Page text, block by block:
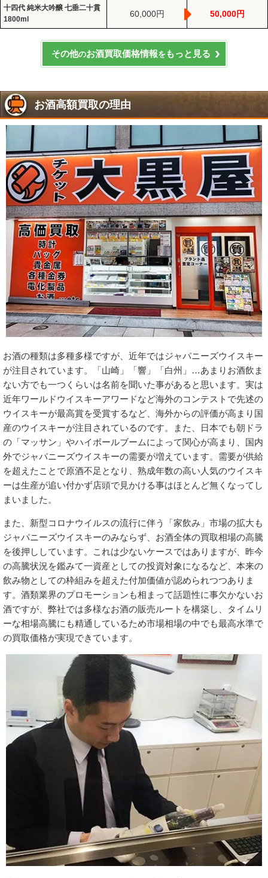
十四代 純米大吟醸 七垂二十貫
1800ml
60,000円 50,000円
その他のお酒買取価格情報を もっと見る
お酒高額買取の理由
お酒の種類は多種多様ですが、近年ではジャパニーズウイスキー
が注目されています。「山崎」「響」「白州」…あまりお酒飲ま
ない方でも一つくらいは名前を聞いた事があると思います。実は
近年ワールドウイスキーアワードなど海外のコンテストで先述の
ウイスキーが最高賞を受賞するなど、海外からの評価が高まり国
産のウイスキーが注目されているのです。また、日本でも朝ドラ
の「マッサン」やハイボールブームによって関心が高まり、国内
外でジャパニーズウイスキーの需要が増えています。需要が供給
を超えたことで原酒不足となり、熟成年数の高い人気のウイスキ
ーは生産が追い付かず店頭で見かける事はほとんど無くなってし
まいました。
また、新型コロナウイルスの流行に伴う「家飲み」市場の拡大も
ジャパニーズウイスキーのみならず、お酒全体の買取相場の高騰
を後押ししています。これは少ないケースではありますが、昨今
の高騰状況を鑑みて一資産としての投資対象になるなど、本来の
飲み物としての枠組みを超えた付加価値が認められつつありま
す。酒類業界のプロモーションも相まって話題性に事欠かないお
酒ですが、弊社では多様なお酒の販売ルートを構築し、タイムリ
ーな相場高騰にも精通しているため市場相場の中でも最高水準で
の買取価格が実現できています。